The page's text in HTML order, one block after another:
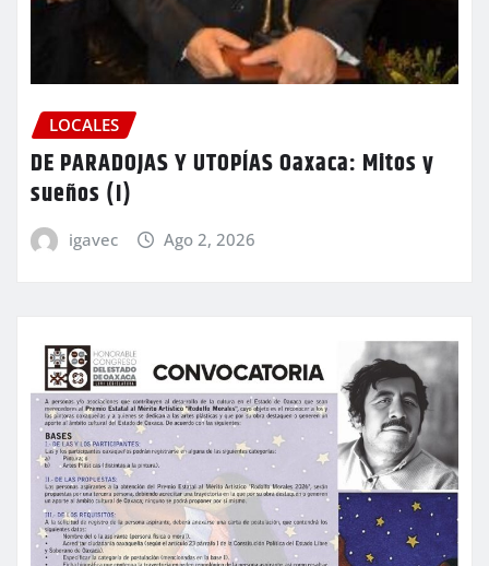
LOCALES
DE PARADOJAS Y UTOPÍAS Oaxaca: Mitos y
sueños (I)
igavec Ago 2, 2026